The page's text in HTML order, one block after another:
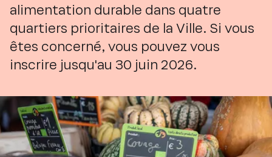
alimentation durable dans quatre
quartiers prioritaires de la Ville. Si vous
êtes concerné, vous pouvez vous
inscrire jusqu'au 30 juin 2026.